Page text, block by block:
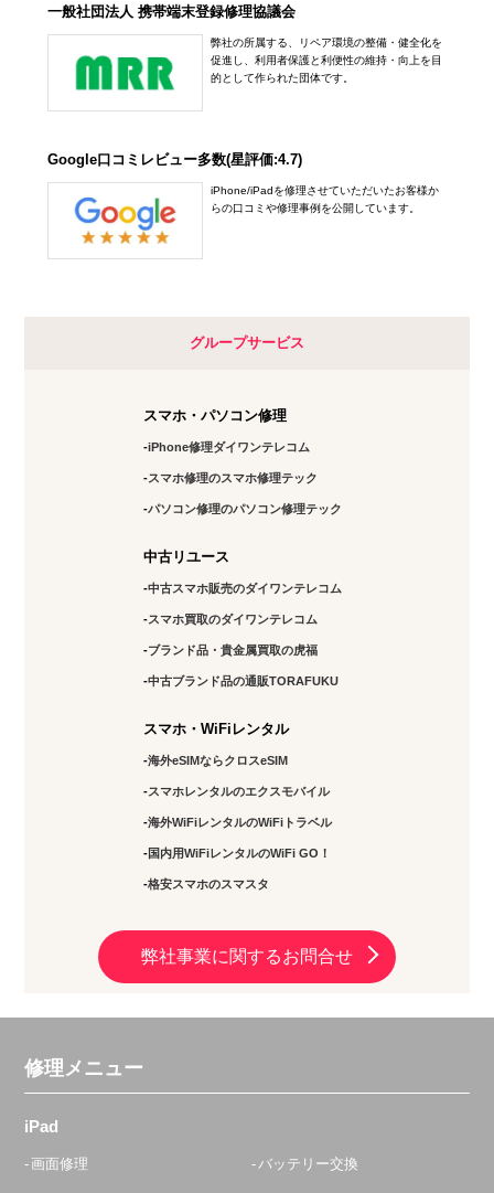
一般社団法人 携帯端末登録修理協議会
弊社の所属する、リペア環境の整備・健全化を
促進し、利用者保護と利便性の維持・向上を目
的として作られた団体です。
Google口コミレビュー多数(星評価:4.7)
iPhone/iPadを修理させていただいたお客様か
らの口コミや修理事例を公開しています。
グループサービス
スマホ・パソコン修理
iPhone修理ダイワンテレコム
スマホ修理のスマホ修理テック
パソコン修理のパソコン修理テック
中古リユース
中古スマホ販売のダイワンテレコム
スマホ買取のダイワンテレコム
ブランド品・貴金属買取の虎福
中古ブランド品の通販TORAFUKU
スマホ・WiFiレンタル
海外eSIMならクロスeSIM
スマホレンタルのエクスモバイル
海外WiFiレンタルのWiFiトラベル
国内用WiFiレンタルのWiFi GO！
格安スマホのスマスタ
弊社事業に関するお問合せ
修理メニュー
iPad
画面修理 バッテリー交換